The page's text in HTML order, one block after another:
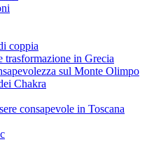
coppia
trasformazione in Grecia
sul Monte Olimpo
Chakra
consapevole in Toscana